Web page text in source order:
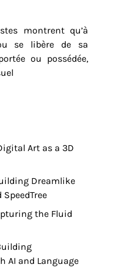
montrent qu’à
se libère de sa
ou possédée,
Art as a 3D
Dreamlike
the Fluid
AI and Language